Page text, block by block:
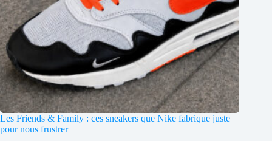
Les Friends & Family : ces sneakers que Nike fabrique juste
pour nous frustrer